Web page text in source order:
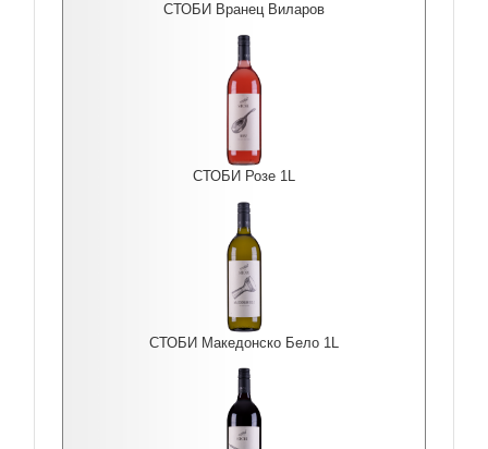
СТОБИ Вранец Виларов
СТОБИ Розе 1L
СТОБИ Македонско Бело 1L